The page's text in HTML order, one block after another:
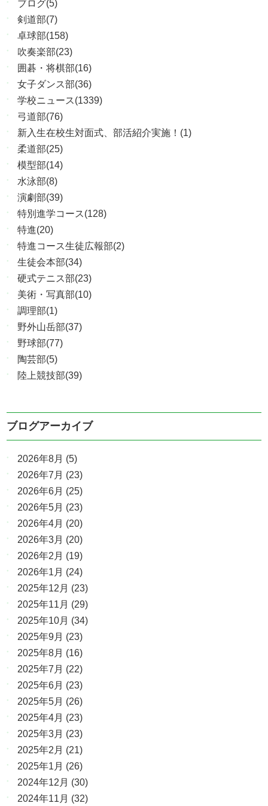
ブログ(5)
剣道部(7)
卓球部(158)
吹奏楽部(23)
囲碁・将棋部(16)
女子ダンス部(36)
学校ニュース(1339)
弓道部(76)
新入生在校生対面式、部活紹介実施！(1)
柔道部(25)
模型部(14)
水泳部(8)
演劇部(39)
特別進学コース(128)
特進(20)
特進コース生徒広報部(2)
生徒会本部(34)
硬式テニス部(23)
美術・写真部(10)
調理部(1)
野外山岳部(37)
野球部(77)
陶芸部(5)
陸上競技部(39)
ブログアーカイブ
2026年8月 (5)
2026年7月 (23)
2026年6月 (25)
2026年5月 (23)
2026年4月 (20)
2026年3月 (20)
2026年2月 (19)
2026年1月 (24)
2025年12月 (23)
2025年11月 (29)
2025年10月 (34)
2025年9月 (23)
2025年8月 (16)
2025年7月 (22)
2025年6月 (23)
2025年5月 (26)
2025年4月 (23)
2025年3月 (23)
2025年2月 (21)
2025年1月 (26)
2024年12月 (30)
2024年11月 (32)